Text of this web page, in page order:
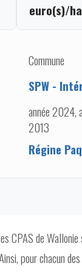
euro(s)/
Commune
SPW -
année 2024,
2013
Régine
CPAS de
pour chacun